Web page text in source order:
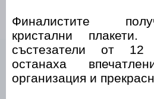
Финалистите
кристални
състезатели от 12
останаха
организация и